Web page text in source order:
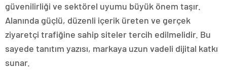
güvenilirliği ve sektörel uyumu büyük önem taşır.
Alanında güçlü, düzenli içerik üreten ve gerçek
ziyaretçi trafiğine sahip siteler tercih edilmelidir. Bu
sayede tanıtım yazısı, markaya uzun vadeli dijital katkı
sunar.